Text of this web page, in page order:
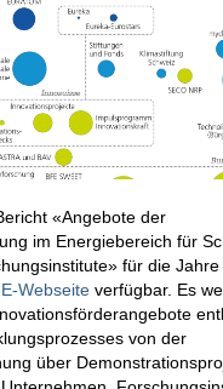
«Angebote der
im Energiebereich für
für die
Webseiteverfügbar. Es
von der
über